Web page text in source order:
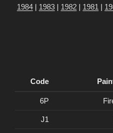
|
1981
|
1982
|
1983
|
1984
Code
6P
J1